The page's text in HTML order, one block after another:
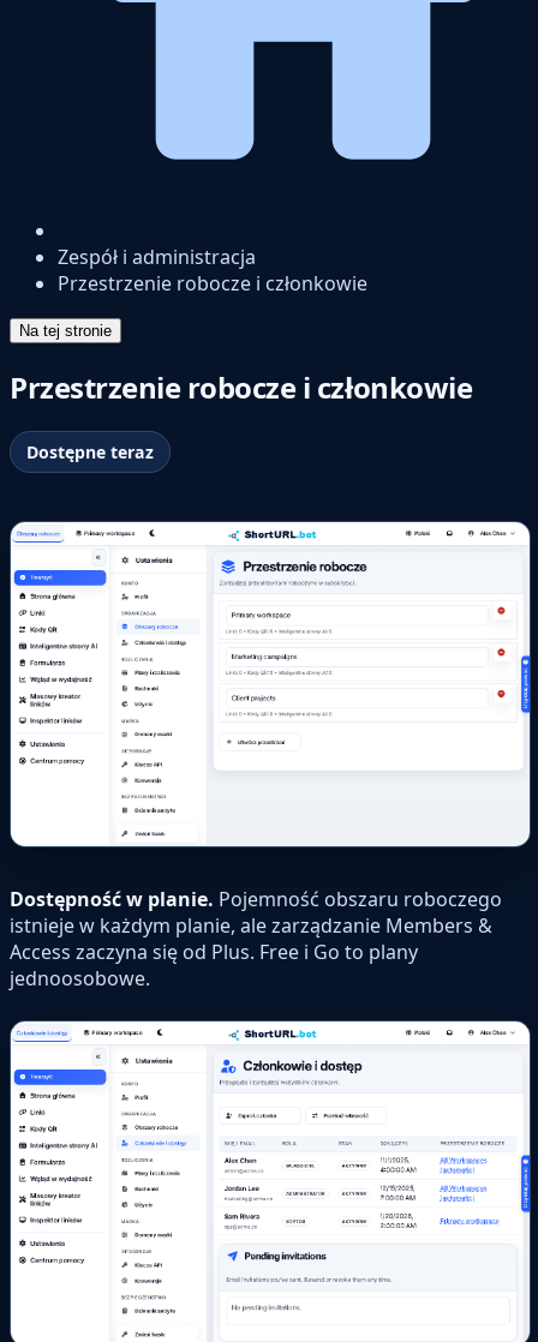
Zespół i administracja
Przestrzenie robocze i członkowie
Na tej stronie
Przestrzenie robocze i członkowie
Dostępne teraz
Dostępność w planie. Pojemność obszaru roboczego
istnieje w każdym planie, ale zarządzanie Members &
Access zaczyna się od Plus. Free i Go to plany
jednoosobowe.